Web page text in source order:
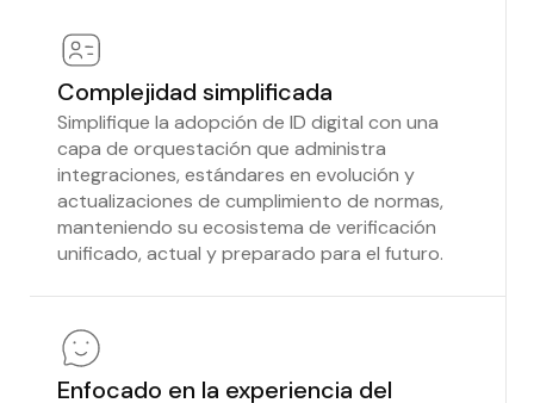
Complejidad simplificada
Simplifique la adopción de ID digital con una
capa de orquestación que administra
integraciones, estándares en evolución y
actualizaciones de cumplimiento de normas,
manteniendo su ecosistema de verificación
unificado, actual y preparado para el futuro.
Enfocado en la experiencia del